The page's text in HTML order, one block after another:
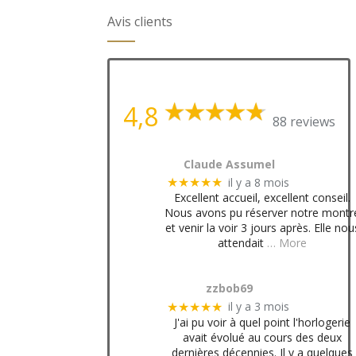
Avis clients
4,8 88 reviews
Claude Assumel
★★★★★ il y a 8 mois
Excellent accueil, excellent conseil.
Nous avons pu réserver notre
et venir la voir 3 jours après. Elle
attendait … More
zzbob69
★★★★★ il y a 3 mois
J'ai pu voir à quel point l'horlogerie
avait évolué au cours des deux
dernières décennies. Il y a quelques